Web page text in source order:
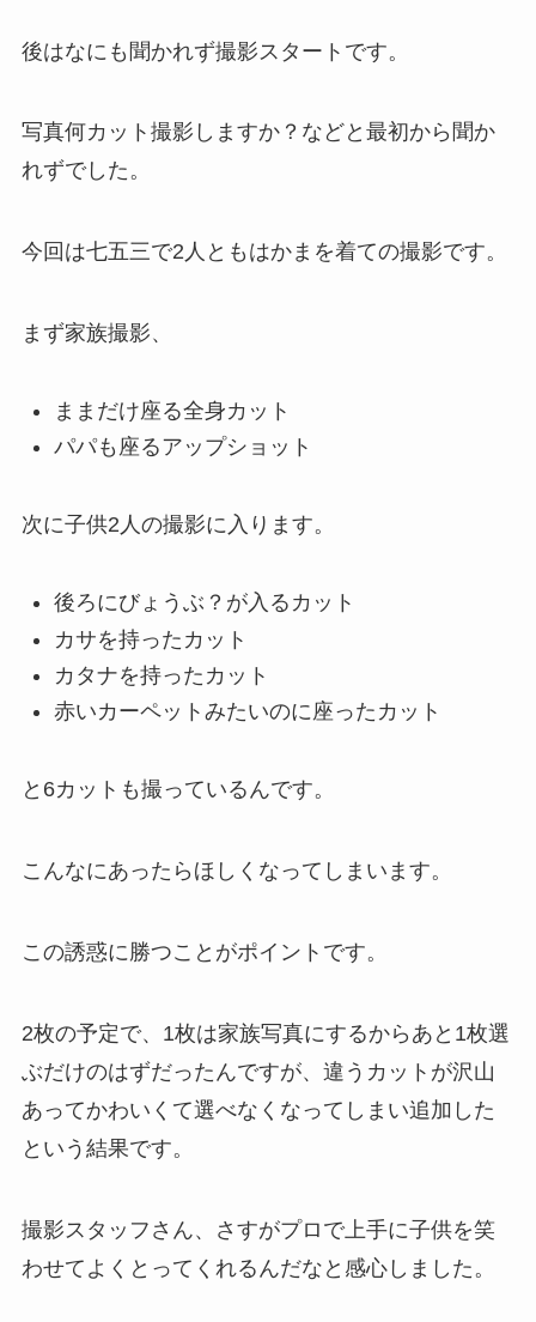
後はなにも聞かれず撮影スタートです。
写真何カット撮影しますか？などと最初から聞か
れずでした。
今回は七五三で2人ともはかまを着ての撮影です。
まず家族撮影、
ままだけ座る全身カット
パパも座るアップショット
次に子供2人の撮影に入ります。
後ろにびょうぶ？が入るカット
カサを持ったカット
カタナを持ったカット
赤いカーペットみたいのに座ったカット
と6カットも撮っているんです。
こんなにあったらほしくなってしまいます。
この誘惑に勝つことがポイントです。
2枚の予定で、1枚は家族写真にするからあと1枚選
ぶだけのはずだったんですが、違うカットが沢山
あってかわいくて選べなくなってしまい追加した
という結果です。
撮影スタッフさん、さすがプロで上手に子供を笑
わせてよくとってくれるんだなと感心しました。